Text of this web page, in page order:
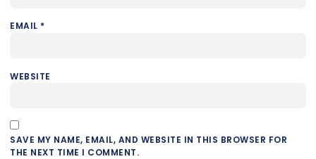
EMAIL *
WEBSITE
SAVE MY NAME, EMAIL, AND WEBSITE IN THIS BROWSER FOR
THE NEXT TIME I COMMENT.